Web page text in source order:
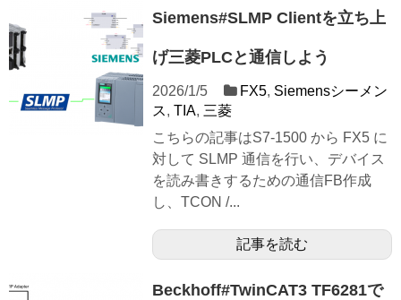
Siemens#SLMP Clientを立ち上
げ三菱PLCと通信しよう
2026/1/5 FX5, Siemensシーメン
ス, TIA, 三菱
こちらの記事はS7-1500 から FX5 に
対して SLMP 通信を行い、デバイス
を読み書きするための通信FB作成
し、TCON /...
記事を読む
Beckhoff#TwinCAT3 TF6281で